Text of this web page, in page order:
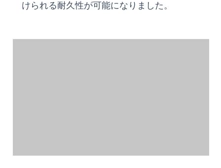
けられる耐久性が可能になりました。